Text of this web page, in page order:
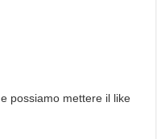
possiamo mettere il like